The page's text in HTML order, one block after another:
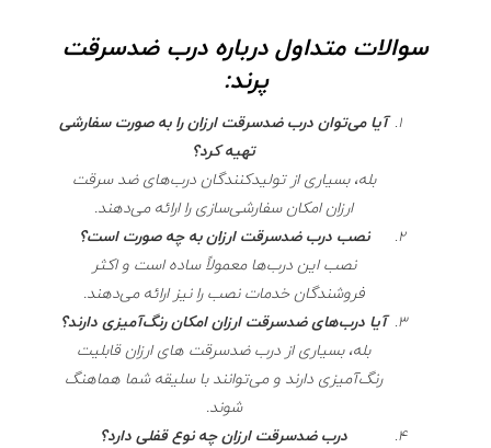
سوالات متداول درباره درب ضدسرقت
پرند:
آیا می‌توان درب ضدسرقت ارزان را به صورت سفارشی
تهیه کرد؟
بله، بسیاری از تولیدکنندگان درب‌های ضد سرقت
ارزان امکان سفارشی‌سازی را ارائه می‌دهند.
نصب درب ضدسرقت ارزان به چه صورت است؟
نصب این درب‌ها معمولاً ساده است و اکثر
فروشندگان خدمات نصب را نیز ارائه می‌دهند.
آیا درب‌های ضدسرقت ارزان امکان رنگ‌آمیزی دارند؟
بله، بسیاری از درب‌ ضدسرقت های ارزان قابلیت
رنگ‌آمیزی دارند و می‌توانند با سلیقه شما هماهنگ
شوند.
درب ضدسرقت ارزان چه نوع قفلی دارد؟